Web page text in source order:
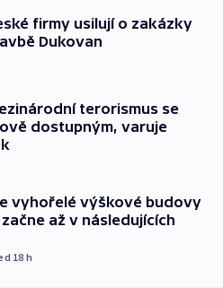
firmy usilují o zakázky
Dukovan
terorismus se
dostupným, varuje
vyhořelé výškové budovy
až v následujících
18 h